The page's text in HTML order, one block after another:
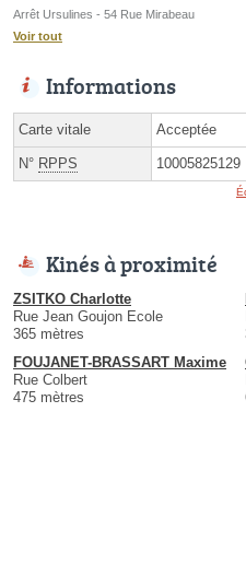
Arrêt Ursulines - 54 Rue Mirabeau
Voir tout
Informations
Carte vitale Acceptée
N° RPPS 10005825129
Kinés à proximité
ZSITKO Charlotte
Rue Jean Goujon Ecole
365 mètres
FOUJANET-BRASSART Maxime
Rue Colbert
475 mètres